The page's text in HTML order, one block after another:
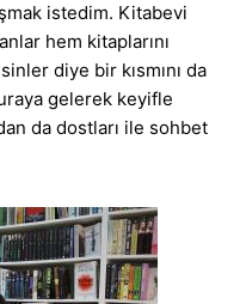
istedim. Kitabevi
hem kitaplarını
diye bir kısmını da
gelerek keyifle
da dostları ile sohbet